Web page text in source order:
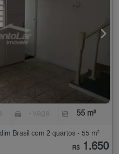
55 m²
Brasil com 2 quartos - 55 m²
R$ 1.650